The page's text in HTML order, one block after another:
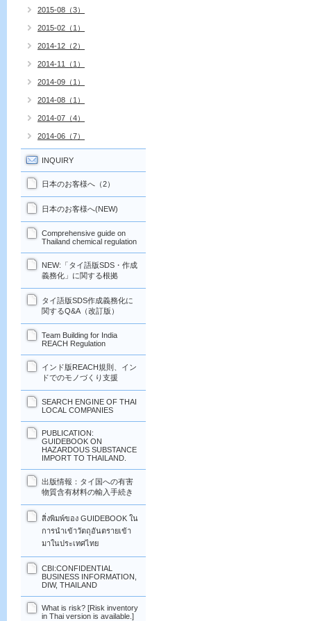
2015-08（3）
2015-02（1）
2014-12（2）
2014-11（1）
2014-09（1）
2014-08（1）
2014-07（4）
2014-06（7）
INQUIRY
日本のお客様へ（2）
日本のお客様へ(NEW)
Comprehensive guide on
Thailand chemical regulation
NEW:「タイ語版SDS・作成
義務化」に関する根拠
タイ語版SDS作成義務化に
関するQ&A（改訂版）
Team Building for India
REACH Regulation
インド版REACH規則、イン
ドでのモノづくり支援
SEARCH ENGINE OF THAI
LOCAL COMPANIES
PUBLICATION:
GUIDEBOOK ON
HAZARDOUS SUBSTANCE
IMPORT TO THAILAND.
出版情報：タイ国への有害
物質含有材料の輸入手続き
สิ่งพิมพ์ของ GUIDEBOOK ใน
การนำเข้าวัตถุอันตรายเข้า
มาในประเทศไทย
CBI:CONFIDENTIAL
BUSINESS INFORMATION,
DIW, THAILAND
What is risk? [Risk inventory
in Thai version is available.]